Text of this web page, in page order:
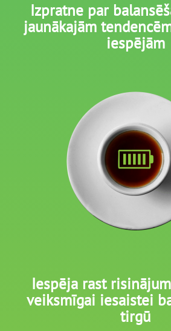
Izpratne par
jaunākajām
iespējām
Iespēja rast
veiksmīgai iesaistei
tirgū